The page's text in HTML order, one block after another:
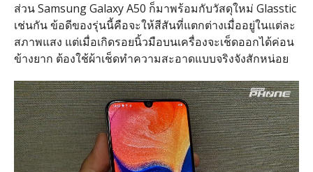
ส่วน Samsung Galaxy A50 ก็มาพร้อมกับวัสดุใหม่ Glasstic
เช่นกัน ข้อดีของรุ่นนี้คือจะให้สีสันที่แตกต่างเมื่ออยู่ในแต่ละ
สภาพแสง แต่เมื่อเกิดรอยนิ้วมือบนเครื่องจะเช็ดออกได้ค่อน
ข้างยาก ต้องใช้ผ้าเช็ดทำความสะอาดแบบจริงจังสักหน่อย